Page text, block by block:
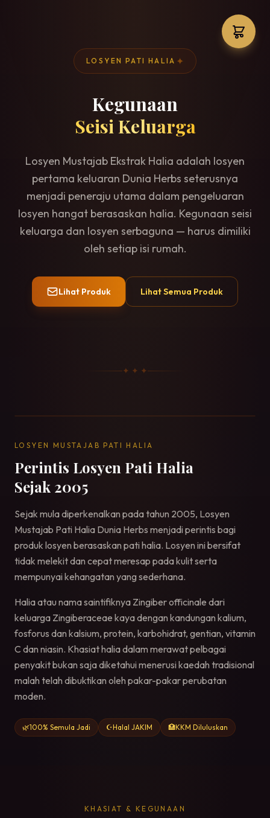
LOSYEN PATI HALIA ✦
Kegunaan
Seisi Keluarga
Losyen Mustajab Ekstrak Halia adalah losyen
pertama keluaran Dunia Herbs seterusnya
menjadi peneraju utama dalam pengeluaran
losyen hangat berasaskan halia. Kegunaan seisi
keluarga dan losyen serbaguna — harus dimiliki
oleh setiap isi rumah.
Lihat Produk Lihat Semua Produk
✦ ✦ ✦
LOSYEN MUSTAJAB PATI HALIA
Perintis Losyen Pati Halia
Sejak 2005
Sejak mula diperkenalkan pada tahun 2005, Losyen
Mustajab Pati Halia Dunia Herbs menjadi perintis bagi
produk losyen berasaskan pati halia. Losyen ini bersifat
tidak melekit dan cepat meresap pada kulit serta
mempunyai kehangatan yang sederhana.
Halia atau nama saintifiknya Zingiber officinale dari
keluarga Zingiberaceae kaya dengan kandungan kalium,
fosforus dan kalsium, protein, karbohidrat, gentian, vitamin
C dan niasin. Khasiat halia dalam merawat pelbagai
penyakit bukan saja diketahui menerusi kaedah tradisional
malah telah dibuktikan oleh pakar-pakar perubatan
moden.
🌿100% Semula Jadi ☪️Halal JAKIM 🏥KKM Diluluskan
KHASIAT & KEGUNAAN